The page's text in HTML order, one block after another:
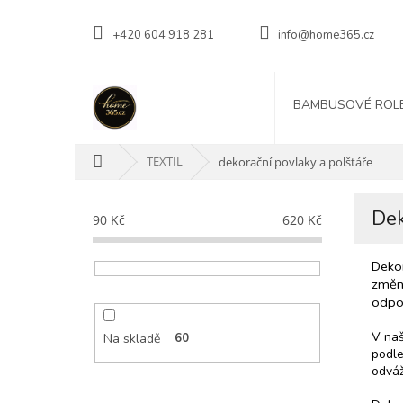
+420 604 918 281 info@home365.cz
BAMBUSOVÉ
TEXTIL dekorační povlaky a polštáře
90 Kč 620 Kč
Na skladě 60
V